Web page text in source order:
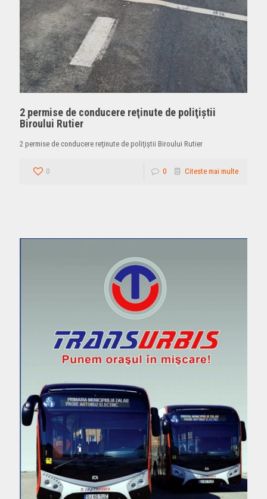
2 permise de conducere reţinute de poliţiştii
Biroului Rutier
2 permise de conducere reţinute de poliţiştii Biroului Rutier
0 0 Citeste mai multe